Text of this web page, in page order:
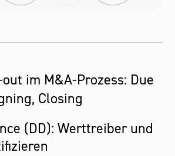
im M&A-Prozess: Due
Closing
(DD): Werttreiber und